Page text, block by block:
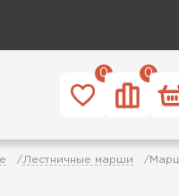
0
0
Лестничные марши